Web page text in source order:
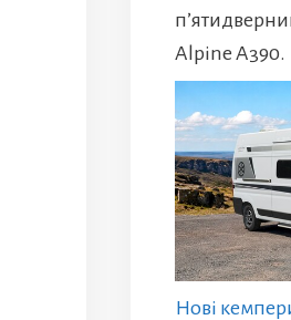
Alpine A390.
Нові